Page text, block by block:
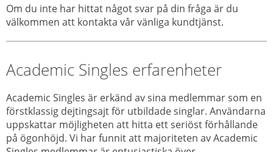
Om du inte har hittat något svar på din fråga är du
välkommen att kontakta vår vänliga kundtjänst.
Academic Singles erfarenheter
Academic Singles är erkänd av sina medlemmar som en
förstklassig dejtingsajt för utbildade singlar. Användarna
uppskattar möjligheten att hitta ett seriöst förhållande
på ögonhöjd. Vi har funnit att majoriteten av Academic